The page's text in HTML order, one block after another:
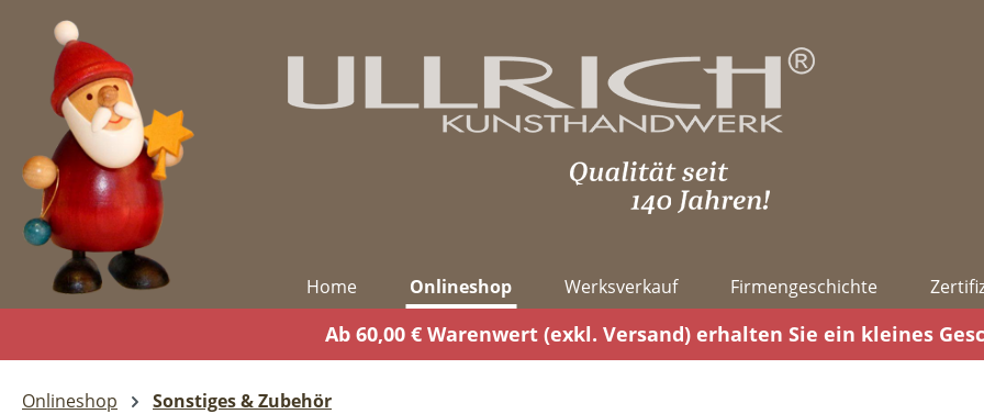
Hauptinhalt springen
Zur Suche springen
Zur Hauptnavigation springen
Home Onlineshop Werksverkauf Firmengeschichte
Ab 60,00 € Warenwert (exkl. Versand) erhalten Sie ein kleines
Onlineshop Sonstiges & Zubehör